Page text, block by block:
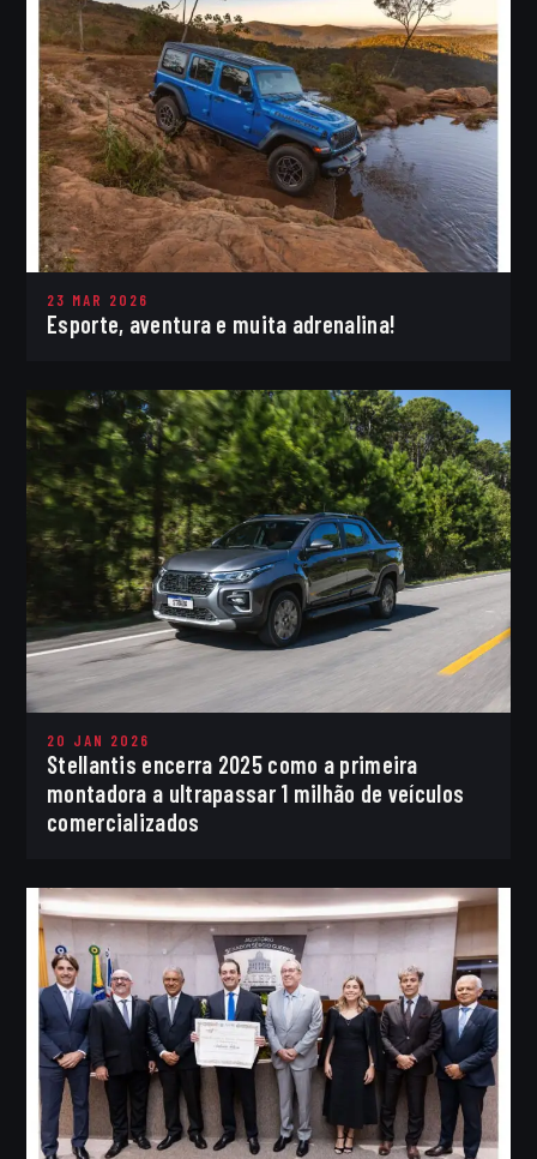
23 MAR 2026
Esporte, aventura e muita adrenalina!
20 JAN 2026
Stellantis encerra 2025 como a primeira
montadora a ultrapassar 1 milhão de veículos
comercializados